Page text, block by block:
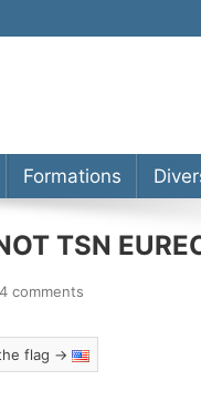
Formations
TSN
4 comments
flag →